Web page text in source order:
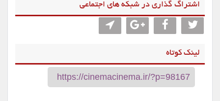
اشتراگ گذاری در شبکه های اجتماعی
لینک کوتاه